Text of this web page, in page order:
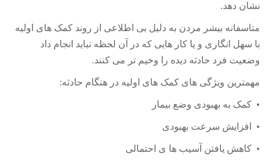
نشان دهد.
متاسفانه بیشر مردن به دلیل بی اطلاعی از روند کمک های اولیه
با سهل انگاری و یا کار هایی که در آن لحظه نباید انجام داد
وضعیت فرد حادثه دیده را وخیم تر می کنند.
مهمترین ویژگی های کمک های اولیه در هنگام حادثه:
• کمک به بهبودی وضع بیمار
• افزایش سرعت بهبودی
• کاهش یافتن آسیب ها ی احتمالی